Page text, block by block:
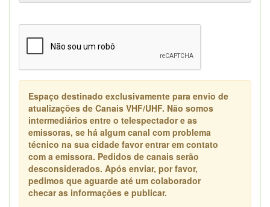
Espaço destinado exclusivamente para envio de
atualizações de Canais VHF/UHF. Não somos
intermediários entre o telespectador e as
emissoras, se há algum canal com problema
técnico na sua cidade favor entrar em contato
com a emissora. Pedidos de canais serão
desconsiderados. Após enviar, por favor,
pedimos que aguarde até um colaborador
checar as informações e publicar.